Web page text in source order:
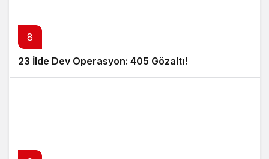
8
23 İlde Dev Operasyon: 405 Gözaltı!